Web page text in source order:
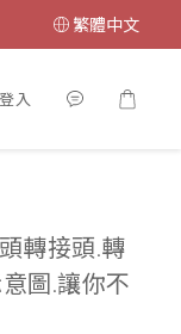
繁體中文
收納、置物架系
入
轉接頭.轉
圖.讓你不